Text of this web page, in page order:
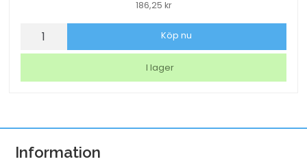
186,25 kr
Lamineringsficka
2x125mic
mängd
Köp nu
I lager
Information